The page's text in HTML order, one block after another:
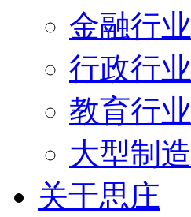
金融行业
行政行业
教育行业
大型制造
关于思庄